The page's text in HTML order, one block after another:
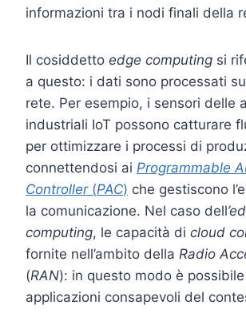
informazioni tra i nodi finali della
Il cosiddetto edge computing si
a questo: i dati sono processati
rete. Per esempio, i sensori delle
industriali IoT possono catturare
per ottimizzare i processi di
connettendosi ai Programmable
Controller(PAC) che gestiscono
la comunicazione. Nel caso dell
computing, le capacità di cloud
fornite nell’ambito della Radio
(RAN): in questo modo è
applicazioni consapevoli del